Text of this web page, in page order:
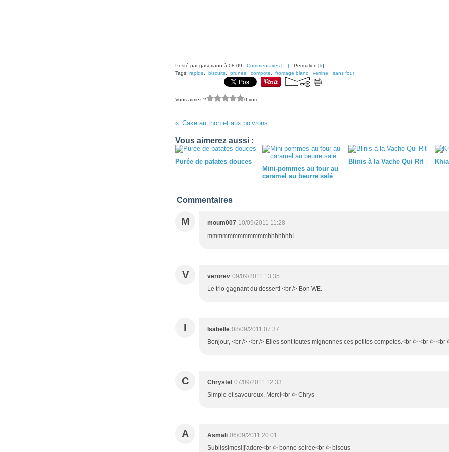
Posté par gasoriano à 08:09 - Commentaires [ ] - Permalien [#]
Tags: rapide biscuits prunes compote fromage blanc verrine sans four
Vous aimez ? 0 vote
Cake au thon et aux poivrons
Vous aimerez aussi :
Purée de patates douces
Mini-pommes au four au
caramel au beurre salé
Blinis à la Vache Qui Rit
Commentaires
M moum007 10/09/2011 11:28
mmmmmmmmmmmmhhhhhhh!
V verorev 09/09/2011 13:35
Le trio gagnant du dessert! <br /> Bon WE.
I Isabelle 08/09/2011 07:37
Bonjour, <br /> <br /> Elles sont toutes mignonnes ces petites compotes.<br /> <br /> <br
C Chrystel 07/09/2011 12:33
Simple et savoureux. Merci<br /> Chrys
A Asmali 06/09/2011 20:01
Sublissimes!!j'adore<br /> bonne soirée<br /> bisous